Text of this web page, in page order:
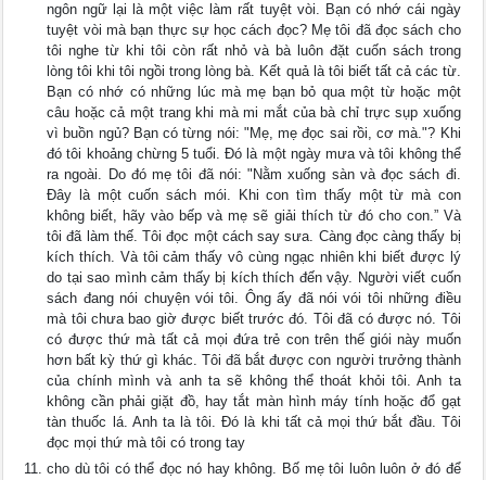
ngôn ngữ lại là một việc làm rất tuyệt vòi. Bạn có nhớ cái ngày
tuyệt vòi mà bạn thực sự học cách đọc? Mẹ tôi đã đọc sách cho
tôi nghe từ khi tôi còn rất nhỏ và bà luôn đặt cuốn sách trong
lòng tôi khi tôi ngồi trong lòng bà. Kết quả là tôi biết tất cả các từ.
Bạn có nhớ có những lúc mà mẹ bạn bỏ qua một từ hoặc một
câu hoặc cả một trang khi mà mi mắt của bà chỉ trực sụp xuống
vì buồn ngủ? Bạn có từng nói: "Mẹ, mẹ đọc sai rồi, cơ mà."? Khi
đó tôi khoảng chừng 5 tuổi. Đó là một ngày mưa và tôi không thể
ra ngoài. Do đó mẹ tôi đã nói: "Nằm xuống sàn và đọc sách đi.
Đây là một cuốn sách mói. Khi con tìm thấy một từ mà con
không biết, hãy vào bếp và mẹ sẽ giải thích từ đó cho con.” Và
tôi đã làm thế. Tôi đọc một cách say sưa. Càng đọc càng thấy bị
kích thích. Và tôi cảm thấy vô cùng ngạc nhiên khi biết được lý
do tại sao mình cảm thấy bị kích thích đến vậy. Người viết cuốn
sách đang nói chuyện vói tôi. Ông ấy đã nói vói tôi những điều
mà tôi chưa bao giờ được biết trước đó. Tôi đã có được nó. Tôi
có được thứ mà tất cả mọi đứa trẻ con trên thế giói này muốn
hơn bất kỳ thứ gì khác. Tôi đã bắt được con người trưởng thành
của chính mình và anh ta sẽ không thể thoát khỏi tôi. Anh ta
không cần phải giặt đồ, hay tắt màn hình máy tính hoặc đổ gạt
tàn thuốc lá. Anh ta là tôi. Đó là khi tất cả mọi thứ bắt đầu. Tôi
đọc mọi thứ mà tôi có trong tay
cho dù tôi có thể đọc nó hay không. Bố mẹ tôi luôn luôn ở đó để